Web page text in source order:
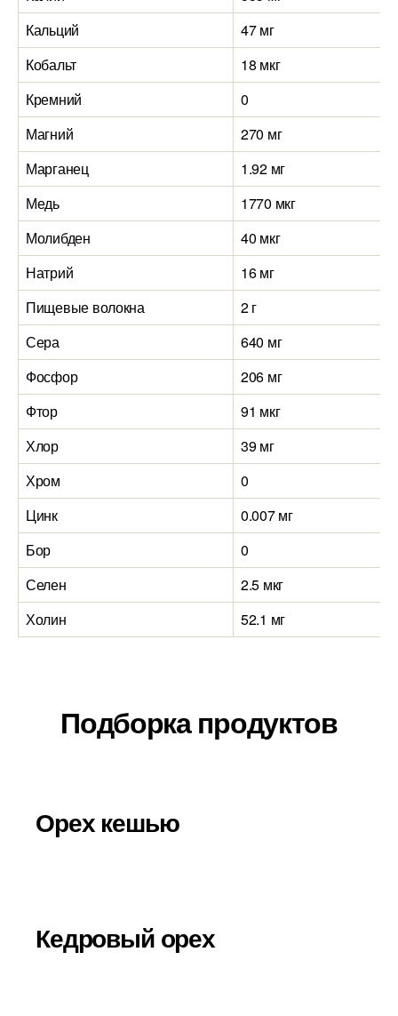
Кальций
47 мг
Кобальт
18 мкг
Кремний
0
Магний
270 мг
Марганец
1.92 мг
Медь
1770 мкг
Молибден
40 мкг
Натрий
16 мг
Пищевые волокна
2 г
Сера
640 мг
Фосфор
206 мг
Фтор
91 мкг
Хлор
39 мг
Хром
0
Цинк
0.007 мг
Бор
0
Селен
2.5 мкг
Холин
52.1 мг
Подборка продуктов
Орех кешью
Кедровый орех